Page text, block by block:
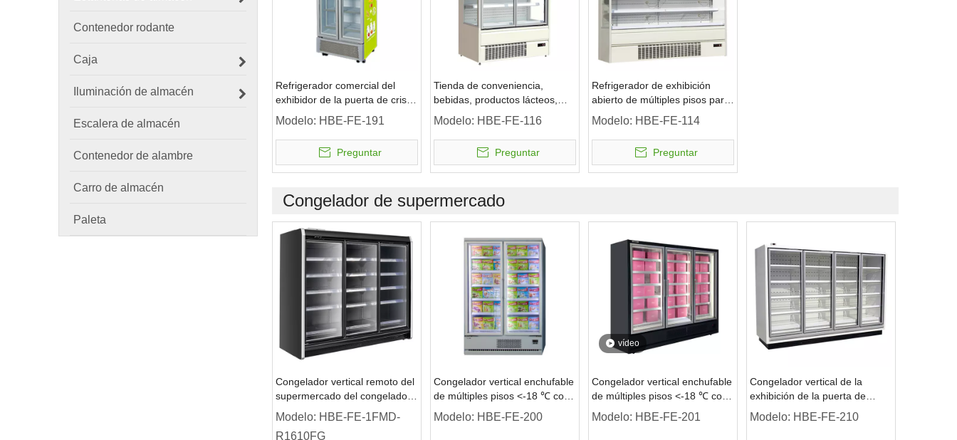
Contenedor rodante
Caja
Iluminación de almacén
Escalera de almacén
Contenedor de alambre
Carro de almacén
Paleta
Refrigerador comercial del
exhibidor de la puerta de cristal
del supermercado
Modelo: HBE-FE-191
Preguntar
Tienda de conveniencia,
bebidas, productos lácteos,
puerta de vidrio, refrigerador
con iluminación LED
Modelo: HBE-FE-116
Preguntar
Refrigerador de exhibición
abierto de múltiples pisos para
productos lácteos de
supermercado
Modelo: HBE-FE-114
Preguntar
Congelador de supermercado
Congelador vertical remoto del
supermercado del congelador
de la puerta de cristal
1146L/1719L/2292L/≤-18℃
Modelo: HBE-FE-1FMD-
R1610FG
Congelador vertical enchufable
de múltiples pisos <-18 ℃ con
puerta de vidrio
Modelo: HBE-FE-200
vídeo
Congelador vertical enchufable
de múltiples pisos <-18 ℃ con
3 puertas de vidrio
Modelo: HBE-FE-201
Congelador vertical de la
exhibición de la puerta de
cristal de Multideck 4 del
supermercado
Modelo: HBE-FE-210